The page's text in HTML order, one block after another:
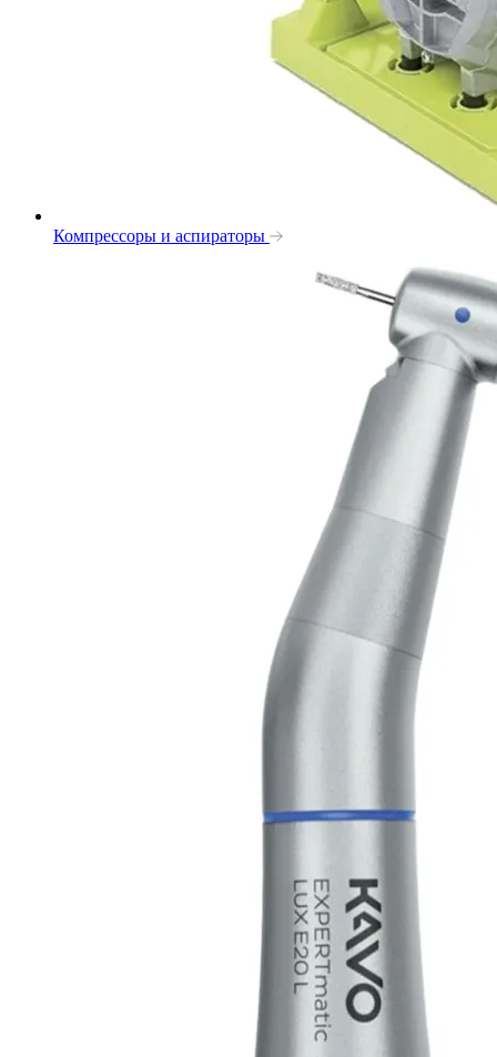
Компрессоры и аспираторы